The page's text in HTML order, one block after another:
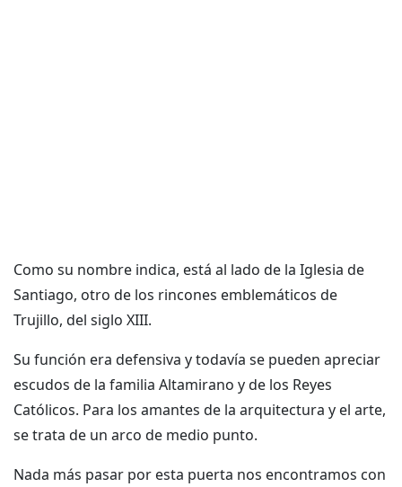
Como su nombre indica, está al lado de la Iglesia de
Santiago, otro de los rincones emblemáticos de
Trujillo, del siglo XIII.
Su función era defensiva y todavía se pueden apreciar
escudos de la familia Altamirano y de los Reyes
Católicos. Para los amantes de la arquitectura y el arte,
se trata de un arco de medio punto.
Nada más pasar por esta puerta nos encontramos con